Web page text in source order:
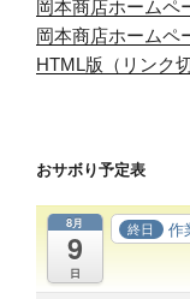
岡本商店ホームペ
岡本商店ホームペ
HTML版（リンク
おサボり予定表
8月
9
日
終日 作